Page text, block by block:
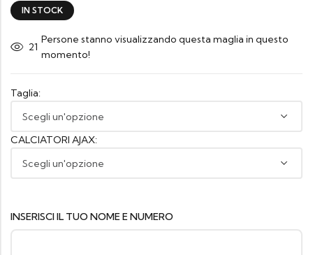
IN STOCK
20
Persone stanno visualizzando questa maglia in questo
momento!
Taglia:
CALCIATORI AJAX:
INSERISCI IL TUO NOME E NUMERO